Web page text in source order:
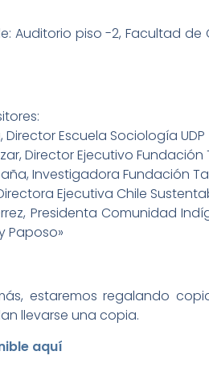
Auditorio piso -2, Facultad de
Director Escuela Sociología UDP
Director Ejecutivo
Investigadora Fundación
Ejecutiva Chile
Presidenta Comunidad
Paposo»
estaremos regalando
llevarse una copia.
aquí